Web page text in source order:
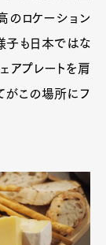
のロケーション
子も日本ではな
アプレートを肩
がこの場所にフ